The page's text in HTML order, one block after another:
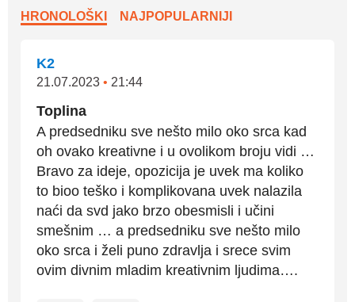
HRONOLOŠKI NAJPOPULARNIJI
K2
21.07.2023 • 21:44
Toplina
A predsedniku sve nešto milo oko srca kad
oh ovako kreativne i u ovolikom broju vidi …
Bravo za ideje, opozicija je uvek ma koliko
to bioo teško i komplikovana uvek nalazila
naći da svd jako brzo obesmisli i učini
smešnim … a predsedniku sve nešto milo
oko srca i želi puno zdravlja i srece svim
ovim divnim mladim kreativnim ljudima….